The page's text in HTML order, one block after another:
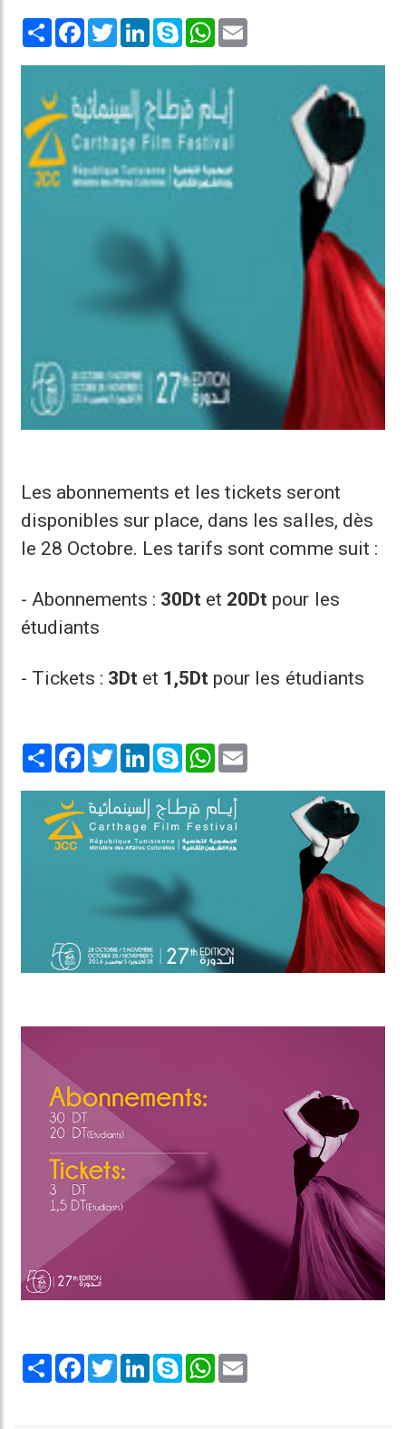
Share Facebook
TwitterLinkedInSkype WhatsApp
Les abonnements et les tickets seront
disponibles sur place, dans les salles, dès
le 28 Octobre. Les tarifs sont comme suit :
- Abonnements : 30Dt et 20Dt pour les
étudiants
- Tickets : 3Dt et 1,5Dt pour les étudiants
Share Facebook
TwitterLinkedInSkype WhatsApp
Share FacebookTwitterLinkedInSkype WhatsApp